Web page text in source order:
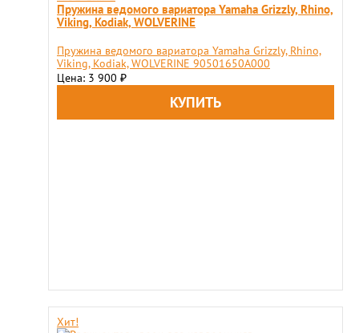
Пружина ведомого вариатора Yamaha Grizzly, Rhino,
Viking, Kodiak, WOLVERINE
Пружина ведомого вариатора Yamaha Grizzly, Rhino,
Viking, Kodiak, WOLVERINE 90501650A000
Цена: 3 900 ₽
Хит!